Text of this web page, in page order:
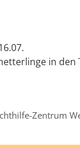
in den
Zentrum